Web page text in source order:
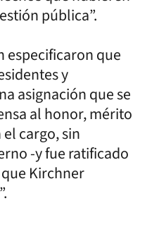
pública”.
especificaron que
y
asignación que se
al honor, mérito
cargo, sin
-y fue ratificado
Kirchner